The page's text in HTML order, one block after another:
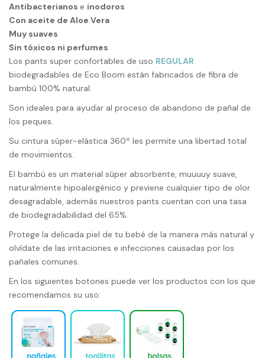
Antibacterianos e inodoros
Con aceite de Aloe Vera
Muy suaves
Sin tóxicos ni perfumes
Los pants super confortables de uso REGULAR
biodegradables de Eco Boom están fabricados de fibra de
bambú 100% natural.
Son ideales para ayudar al proceso de abandono de pañal de
los peques.
Su cintura súper-elástica 360º les permite una libertad total
de movimientos.
El bambú es un material súper absorbente, muuuuy suave,
naturalmente hipoalergénico y previene cualquier tipo de olor
desagradable, además nuestros pants cuentan con una tasa
de biodegradabilidad del 65%.
Protege la delicada piel de tu bebé de la manera más natural y
olvídate de las irritaciones e infecciones causadas por los
pañales comunes.
En los siguientes botones puede ver los productos con los que
recomendamos su uso: